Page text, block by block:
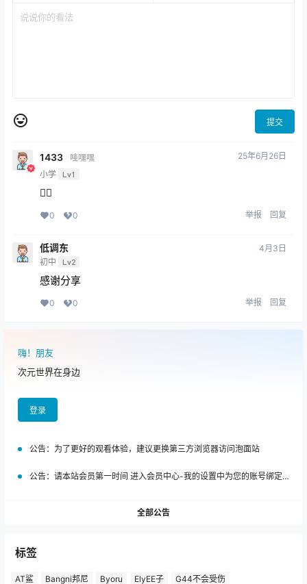
提交
1433
哇嘿嘿
小学 Lv1
25年6月26日
👍🏻
0 0 举报 回复
低调东
初中 Lv2
4月3日
感谢分享
0 0 举报 回复
嗨！朋友
次元世界在身边
登录
公告： 为了更好的观看体验，建议更换第三方浏览器访问泡面站
公告： 请本站会员第一时间 进入会员中心-我的设置中为您的账号绑定邮箱!
全部公告
标签
AT鲨 Bangni邦尼 Byoru ElyEE子 G44不会受伤